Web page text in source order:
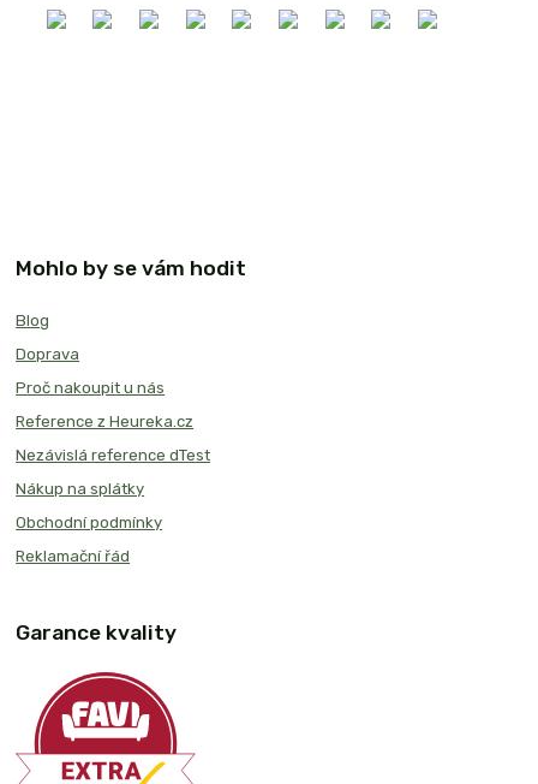
Mohlo by se vám hodit
Blog
Doprava
Proč nakoupit u nás
Reference z Heureka.cz
Nezávislá reference dTest
Nákup na splátky
Obchodní podmínky
Reklamační řád
Garance kvality